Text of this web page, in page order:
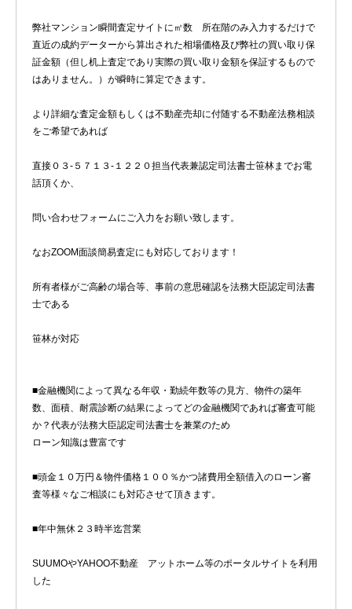
弊社マンション瞬間査定サイトに㎡数 所在階のみ入力するだけで
直近の成約データーから算出された相場価格及び弊社の買い取り保
証金額（但し机上査定であり実際の買い取り金額を保証するもので
はありません。）が瞬時に算定できます。
より詳細な査定金額もしくは不動産売却に付随する不動産法務相談
をご希望であれば
直接０３-５７１３-１２２０担当代表兼認定司法書士笹林までお電
話頂くか、
問い合わせフォームにご入力をお願い致します。
なおZOOM面談簡易査定にも対応しております！
所有者様がご高齢の場合等、事前の意思確認を法務大臣認定司法書
士である
笹林が対応
■金融機関によって異なる年収・勤続年数等の見方、物件の築年
数、面積、耐震診断の結果によってどの金融機関であれば審査可能
か？代表が法務大臣認定司法書士を兼業のため
ローン知識は豊富です
■頭金１０万円＆物件価格１００％かつ諸費用全額借入のローン審
査等様々なご相談にも対応させて頂きます。
■年中無休２３時半迄営業
SUUMOやYAHOO不動産 アットホーム等のポータルサイトを利用
した